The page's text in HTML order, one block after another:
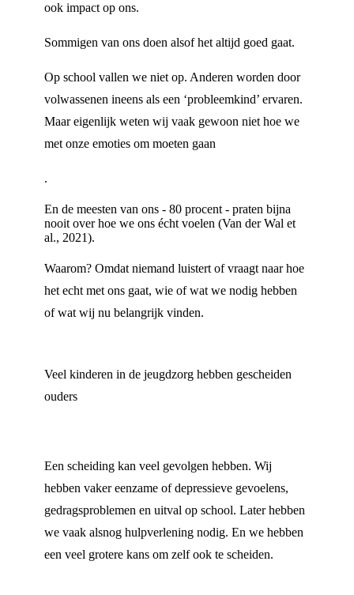
ook impact op ons.
Sommigen van ons doen alsof het altijd goed gaat.
Op school vallen we niet op. Anderen worden door
volwassenen ineens als een ‘probleemkind’ ervaren.
Maar eigenlijk weten wij vaak gewoon niet hoe we
met onze emoties om moeten gaan
.
En de meesten van ons - 80 procent - praten bijna
nooit over hoe we ons écht voelen (Van der Wal et
al., 2021).
Waarom? Omdat niemand luistert of vraagt naar hoe
het echt met ons gaat, wie of wat we nodig hebben
of wat wij nu belangrijk vinden.
Veel kinderen in de jeugdzorg hebben gescheiden
ouders
Een scheiding kan veel gevolgen hebben. Wij
hebben vaker eenzame of depressieve gevoelens,
gedragsproblemen en uitval op school. Later hebben
we vaak alsnog hulpverlening nodig. En we hebben
een veel grotere kans om zelf ook te scheiden.